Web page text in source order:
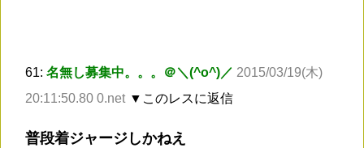
61: 名無し募集中。。。＠＼(^o^)／ 2015/03/19(木)
20:11:50.80 0.net ▼このレスに返信
普段着ジャージしかねえ